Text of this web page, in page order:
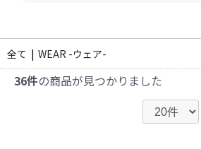
全て | WEAR -ウェア-
36件の商品が見つかりました